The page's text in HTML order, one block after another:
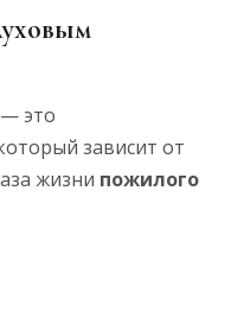
это
зависит от
жизни пожилого